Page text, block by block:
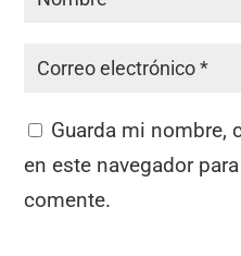
Guarda mi nombre,
en este navegador
comente.